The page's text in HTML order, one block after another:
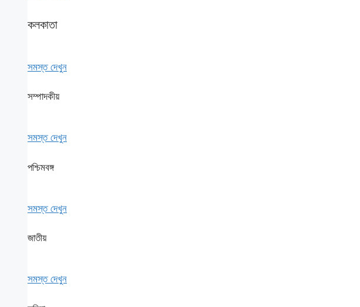
কলকাতা
সমস্ত দেখুন
সম্পাদকীয়
সমস্ত দেখুন
পশ্চিমবঙ্গ
সমস্ত দেখুন
জাতীয়
সমস্ত দেখুন